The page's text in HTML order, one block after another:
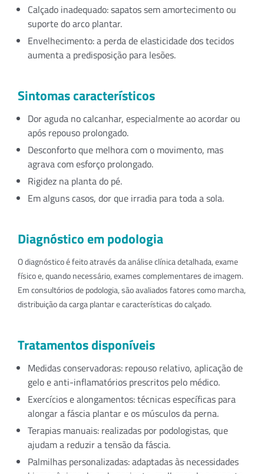
Calçado inadequado: sapatos sem amortecimento ou
suporte do arco plantar.
Envelhecimento: a perda de elasticidade dos tecidos
aumenta a predisposição para lesões.
Sintomas característicos
Dor aguda no calcanhar, especialmente ao acordar ou
após repouso prolongado.
Desconforto que melhora com o movimento, mas
agrava com esforço prolongado.
Rigidez na planta do pé.
Em alguns casos, dor que irradia para toda a sola.
Diagnóstico em podologia
O diagnóstico é feito através da análise clínica detalhada, exame
físico e, quando necessário, exames complementares de imagem.
Em consultórios de podologia, são avaliados fatores como marcha,
distribuição da carga plantar e características do calçado.
Tratamentos disponíveis
Medidas conservadoras: repouso relativo, aplicação de
gelo e anti-inflamatórios prescritos pelo médico.
Exercícios e alongamentos: técnicas específicas para
alongar a fáscia plantar e os músculos da perna.
Terapias manuais: realizadas por podologistas, que
ajudam a reduzir a tensão da fáscia.
Palmilhas personalizadas: adaptadas às necessidades